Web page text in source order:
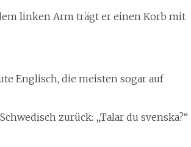
linken Arm trägt er einen Korb mit
Englisch, die meisten sogar auf
zurück: „Talar du svenska?“